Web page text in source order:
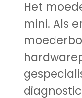
Het
mini. Als